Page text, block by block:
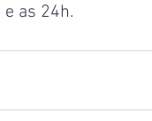
as 24h.